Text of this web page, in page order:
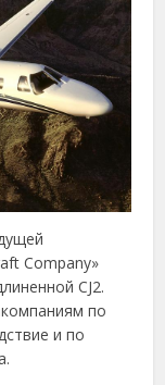
Company»
CJ2.
по
и по